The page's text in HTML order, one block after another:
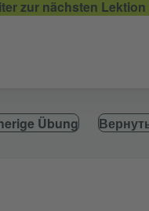
zur nächsten
Übung